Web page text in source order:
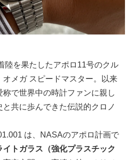
陸を果たしたアポロ11号のクル
メガ スピードマスター。以来
称で世界中の時計ファンに親し
共に歩んできた伝説的クロノ
は、NASAのアポロ計画で
イトガラス（強化プラスチック